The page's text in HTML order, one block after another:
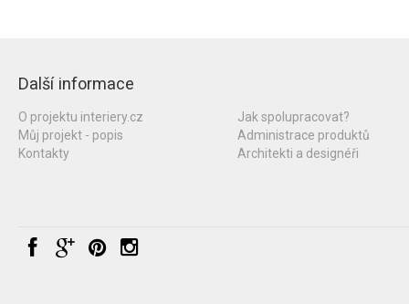
Další informace
O projektu interiery.cz
Můj projekt - popis
Kontakty
Jak spolupracovat?
Administrace produktů
Architekti a designéři